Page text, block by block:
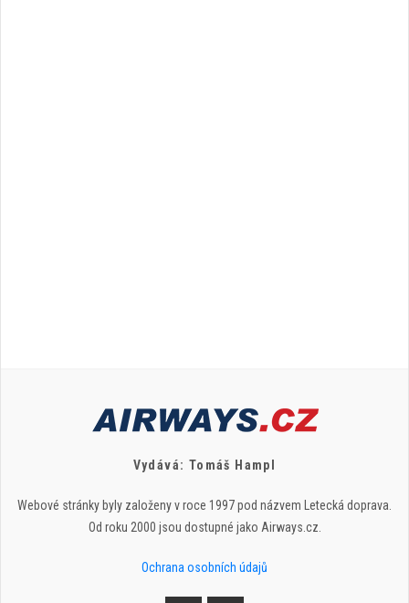
Vydává: Tomáš Hampl
Webové stránky byly založeny v roce 1997 pod názvem Letecká doprava.
Od roku 2000 jsou dostupné jako Airways.cz.
Ochrana osobních údajů